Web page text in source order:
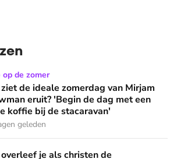
zomerdag van Mirjam Bouwman eruit?
op de zomer
de ideale zomerdag van Mirjam
eruit? 'Begin de dag met een
koffie bij de stacaravan'
geleden
christen de buurtbarbecue? ‘Zelfs als
je als christen de